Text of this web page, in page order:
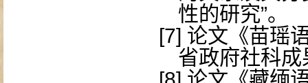
性的研究”。
[7] 论文《苗瑶
省政府社科